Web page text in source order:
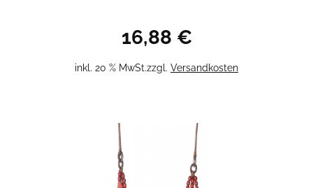
16,88 €
inkl. 20 % MwSt.zzgl. Versandkosten